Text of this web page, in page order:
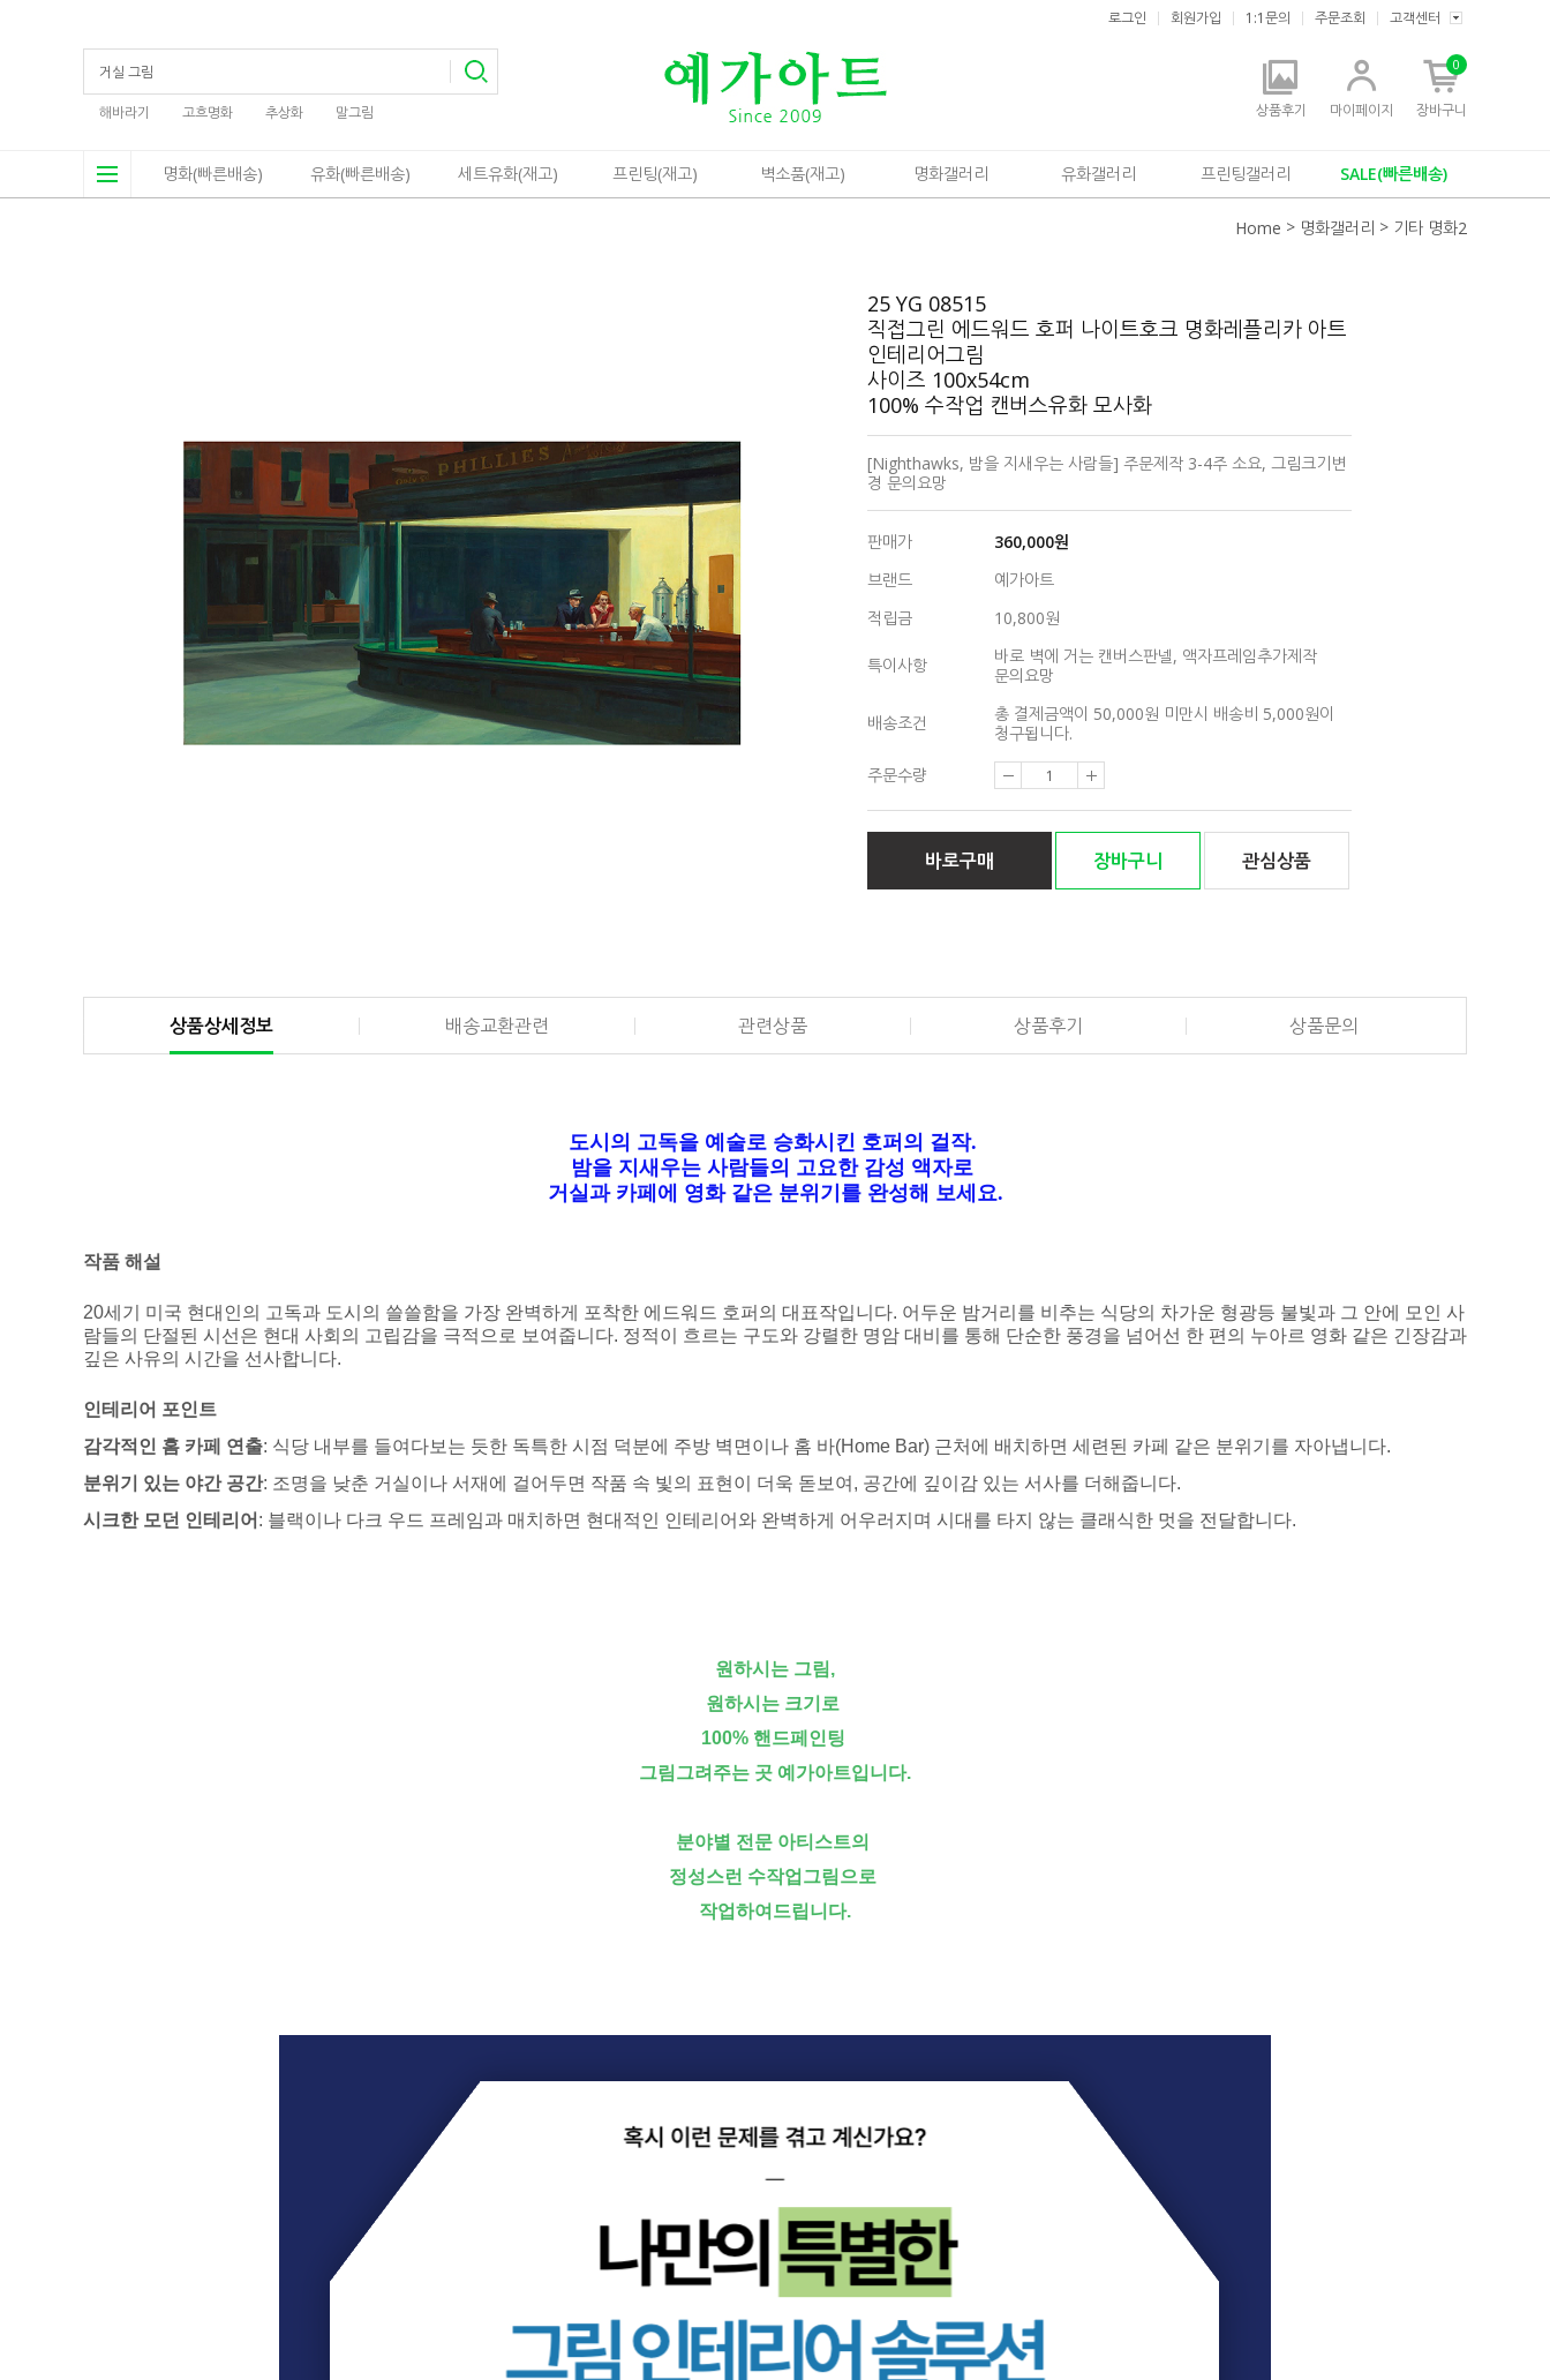
해바라기 고흐명화 추상화 말그림
로그인 회원가입 1:1문의 주문조회 고객센터
상품후기 마이페이지 장바구니
0
명화(빠른배송) 유화(빠른배송) 세트유화(재고) 프린팅(재고) 벽소품(재고) 명화갤러리 유화갤러리 프린팅갤러리 SALE(빠른배송)
Home > 명화갤러리 > 기타 명화2
25 YG 08515
직접그린 에드워드 호퍼 나이트호크 명화레플리카 아트
인테리어그림
사이즈 100x54cm
100% 수작업 캔버스유화 모사화
[Nighthawks, 밤을 지새우는 사람들] 주문제작 3-4주 소요, 그림크기변
경 문의요망
판매가 360,000원
브랜드
예가아트
적립금
10,800원
특이사항
바로 벽에 거는 캔버스판넬, 액자프레임추가제작
문의요망
배송조건
총 결제금액이 50,000원 미만시 배송비 5,000원이
청구됩니다.
주문수량
바로구매 장바구니 관심상품
상품상세정보 배송교환관련 관련상품 상품후기 상품문의
도시의 고독을 예술로 승화시킨 호퍼의 걸작.
밤을 지새우는 사람들의 고요한 감성 액자로
거실과 카페에 영화 같은 분위기를 완성해 보세요.
작품 해설
20세기 미국 현대인의 고독과 도시의 쓸쓸함을 가장 완벽하게 포착한 에드워드 호퍼의 대표작입니다. 어두운 밤거리를 비추는 식당의 차가운 형광등 불빛과 그 안에 모인 사
람들의 단절된 시선은 현대 사회의 고립감을 극적으로 보여줍니다. 정적이 흐르는 구도와 강렬한 명암 대비를 통해 단순한 풍경을 넘어선 한 편의 누아르 영화 같은 긴장감과
깊은 사유의 시간을 선사합니다.
인테리어 포인트
감각적인 홈 카페 연출: 식당 내부를 들여다보는 듯한 독특한 시점 덕분에 주방 벽면이나 홈 바(Home Bar) 근처에 배치하면 세련된 카페 같은 분위기를 자아냅니다.
분위기 있는 야간 공간: 조명을 낮춘 거실이나 서재에 걸어두면 작품 속 빛의 표현이 더욱 돋보여, 공간에 깊이감 있는 서사를 더해줍니다.
시크한 모던 인테리어 : 블랙이나 다크 우드 프레임과 매치하면 현대적인 인테리어와 완벽하게 어우러지며 시대를 타지 않는 클래식한 멋을 전달합니다.
원하시는 그림,
원하시는 크기로
100% 핸드페인팅
그림그려주는 곳 예가아트입니다.
분야별 전문 아티스트의
정성스런 수작업그림으로
작업하여드립니다.